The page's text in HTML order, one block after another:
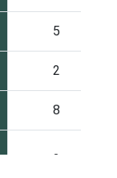
5
2
8
3